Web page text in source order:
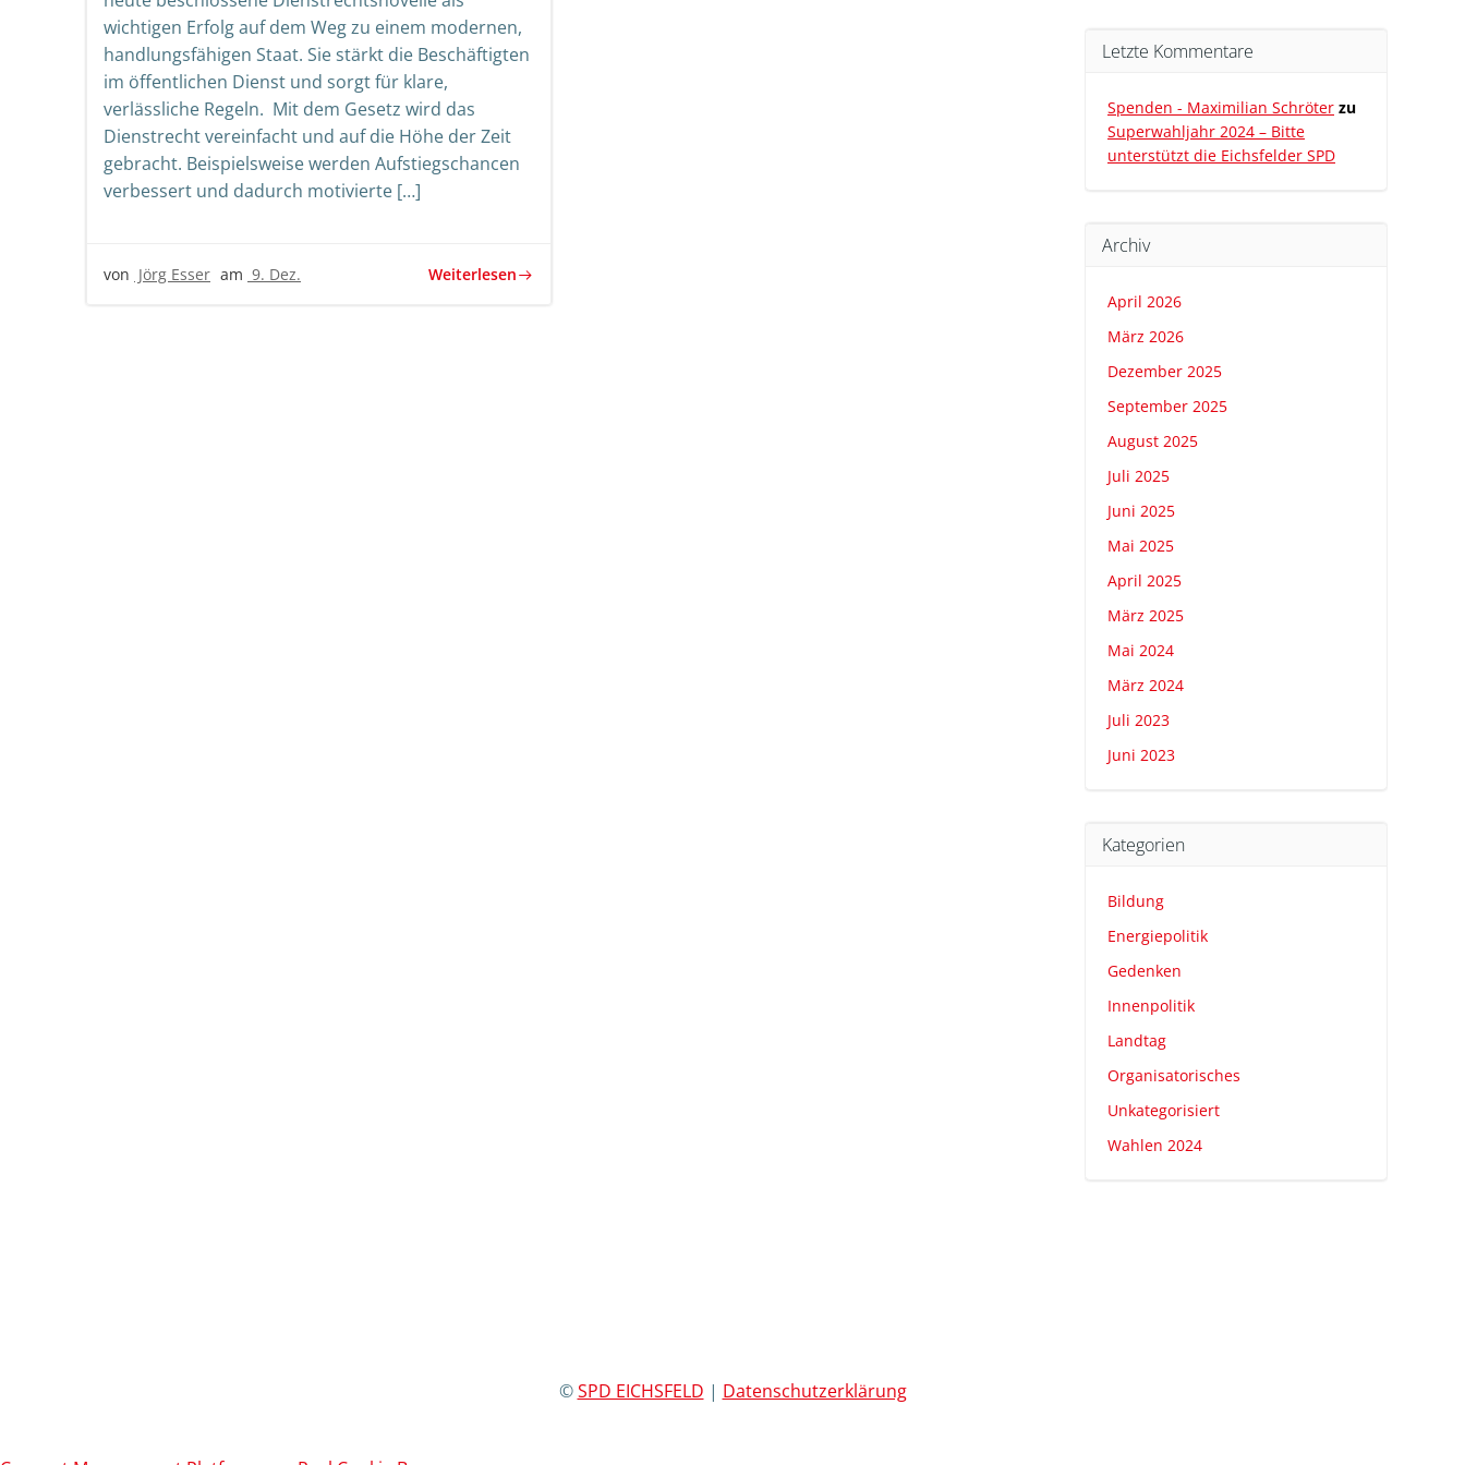
wichtigen Erfolg auf dem Weg zu einem modernen,
handlungsfähigen Staat. Sie stärkt die Beschäftigten
im öffentlichen Dienst und sorgt für klare,
verlässliche Regeln. Mit dem Gesetz wird das
Dienstrecht vereinfacht und auf die Höhe der Zeit
gebracht. Beispielsweise werden Aufstiegschancen
verbessert und dadurch motivierte […]
von Jörg Esser am 9. Dez. Weiterlesen
Letzte Kommentare
Spenden - Maximilian Schröter zu
Superwahljahr 2024 – Bitte
unterstützt die Eichsfelder SPD
Archiv
April 2026
März 2026
Dezember 2025
September 2025
August 2025
Juli 2025
Juni 2025
Mai 2025
April 2025
März 2025
Mai 2024
März 2024
Juli 2023
Juni 2023
Kategorien
Bildung
Energiepolitik
Gedenken
Innenpolitik
Landtag
Organisatorisches
Unkategorisiert
Wahlen 2024
©SPD EICHSFELD | Datenschutzerklärung